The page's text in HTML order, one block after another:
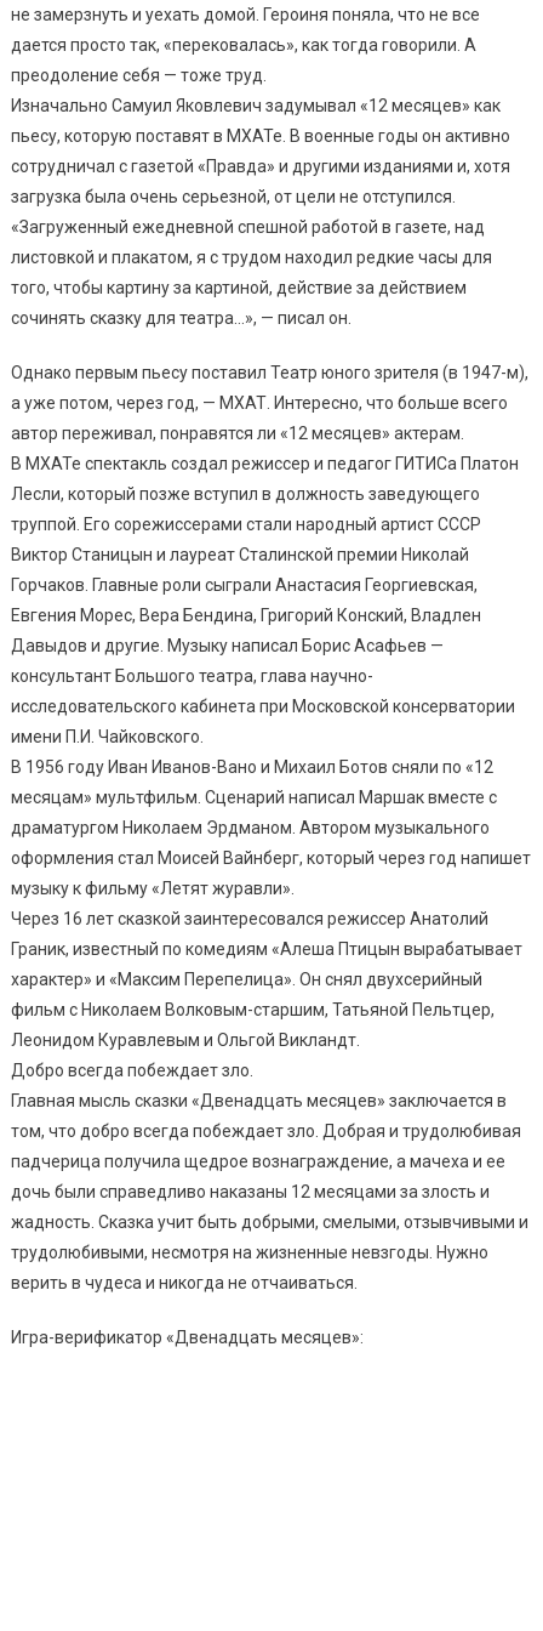
не замерзнуть и уехать домой. Героиня поняла, что не все
дается просто так, «перековалась», как тогда говорили. А
преодоление себя — тоже труд.
Изначально Самуил Яковлевич задумывал «12 месяцев» как
пьесу, которую поставят в МХАТе. В военные годы он активно
сотрудничал с газетой «Правда» и другими изданиями и, хотя
загрузка была очень серьезной, от цели не отступился.
«Загруженный ежедневной спешной работой в газете, над
листовкой и плакатом, я с трудом находил редкие часы для
того, чтобы картину за картиной, действие за действием
сочинять сказку для театра…», — писал он.
Однако первым пьесу поставил Театр юного зрителя (в 1947-м),
а уже потом, через год, — МХАТ. Интересно, что больше всего
автор переживал, понравятся ли «12 месяцев» актерам.
В МХАТе спектакль создал режиссер и педагог ГИТИСа Платон
Лесли, который позже вступил в должность заведующего
труппой. Его сорежиссерами стали народный артист СССР
Виктор Станицын и лауреат Сталинской премии Николай
Горчаков. Главные роли сыграли Анастасия Георгиевская,
Евгения Морес, Вера Бендина, Григорий Конский, Владлен
Давыдов и другие. Музыку написал Борис Асафьев —
консультант Большого театра, глава научно-
исследовательского кабинета при Московской консерватории
имени П.И. Чайковского.
В 1956 году Иван Иванов-Вано и Михаил Ботов сняли по «12
месяцам» мультфильм. Сценарий написал Маршак вместе с
драматургом Николаем Эрдманом. Автором музыкального
оформления стал Моисей Вайнберг, который через год напишет
музыку к фильму «Летят журавли».
Через 16 лет сказкой заинтересовался режиссер Анатолий
Граник, известный по комедиям «Алеша Птицын вырабатывает
характер» и «Максим Перепелица». Он снял двухсерийный
фильм с Николаем Волковым-старшим, Татьяной Пельтцер,
Леонидом Куравлевым и Ольгой Викландт.
Добро всегда побеждает зло.
Главная мысль сказки «Двенадцать месяцев» заключается в
том, что добро всегда побеждает зло. Добрая и трудолюбивая
падчерица получила щедрое вознаграждение, а мачеха и ее
дочь были справедливо наказаны 12 месяцами за злость и
жадность. Сказка учит быть добрыми, смелыми, отзывчивыми и
трудолюбивыми, несмотря на жизненные невзгоды. Нужно
верить в чудеса и никогда не отчаиваться.
Игра-верификатор «Двенадцать месяцев»: